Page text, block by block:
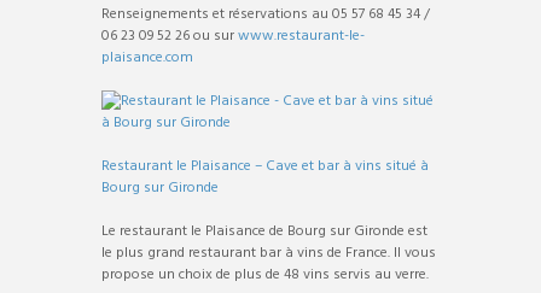
Renseignements et réservations au 05 57 68 45 34 /
06 23 09 52 26 ou surwww.restaurant-le-
plaisance.com
Restaurant le Plaisance – Cave et bar à vins situé à
Bourg sur Gironde
Le restaurant le Plaisance de Bourg sur Gironde est
le plus grand restaurant bar à vins de France. Il vous
propose un choix de plus de 48 vins servis au verre.